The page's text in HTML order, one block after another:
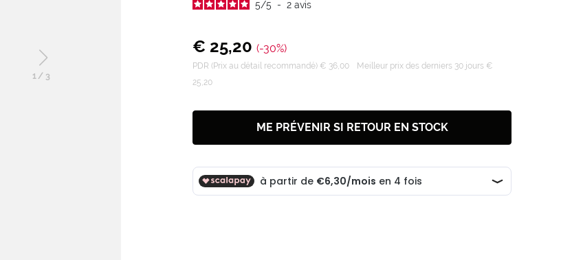
1/ 3
5/5 - 2 avis
€ 25,20 (-30%)
PDR (Prix au détail recommandé) € 36,00
Meilleur prix des derniers 30 jours €
25,20
ME PRÉVENIR SI RETOUR EN STOCK